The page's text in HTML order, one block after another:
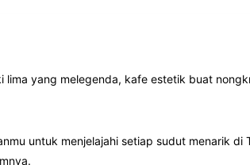
lima yang melegenda, kafe estetik buat
untuk menjelajahi setiap sudut menarik